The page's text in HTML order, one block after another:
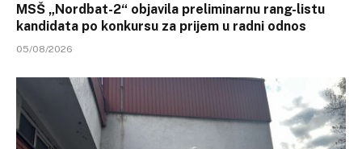
MSŠ „Nordbat-2“ objavila preliminarnu rang-listu
kandidata po konkursu za prijem u radni odnos
05/08/2026